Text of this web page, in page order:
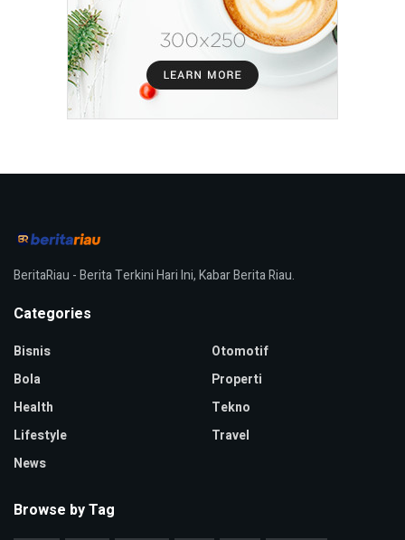
BeritaRiau - Berita Terkini Hari Ini, Kabar Berita Riau.
Categories
Bisnis
Bola
Health
Lifestyle
News
Otomotif
Properti
Tekno
Travel
Browse by Tag